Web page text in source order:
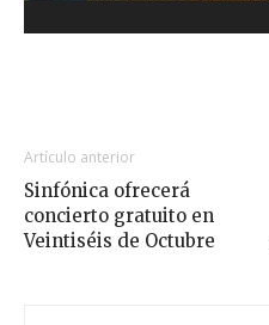
Artículo anterior
Sinfónica ofrecerá
concierto gratuito en
Veintiséis de Octubre